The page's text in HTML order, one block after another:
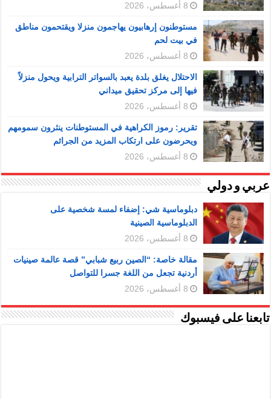
8 أغسطس، 2026
مستوطنون إرهابيون يهاجمون منزلا ويقتحمون مناطق
في بيت لحم
8 أغسطس، 2026
الاحتلال يغلق بلدة يعبد بالسواتر الترابية ويحول منزلاً
فيها إلى مركز تحقيق ميداني
8 أغسطس، 2026
تقرير: رموز الكراهية في المستوطنات ينثرون سمومهم
ويحرضون على ارتكاب المزيد من الجرائم
8 أغسطس، 2026
عربي و دولي
دبلوماسية شي: إضفاء لمسة شخصية على
الدبلوماسية الصينية
8 أغسطس، 2026
مقالة خاصة: “الصين ربيع شبابي” قصة عالمة صينيات
أردنية تجعل من اللغة جسرا للتواصل
8 أغسطس، 2026
تابعنا على فيسبوك